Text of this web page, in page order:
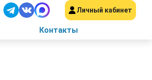
Личный кабинет
Контакты